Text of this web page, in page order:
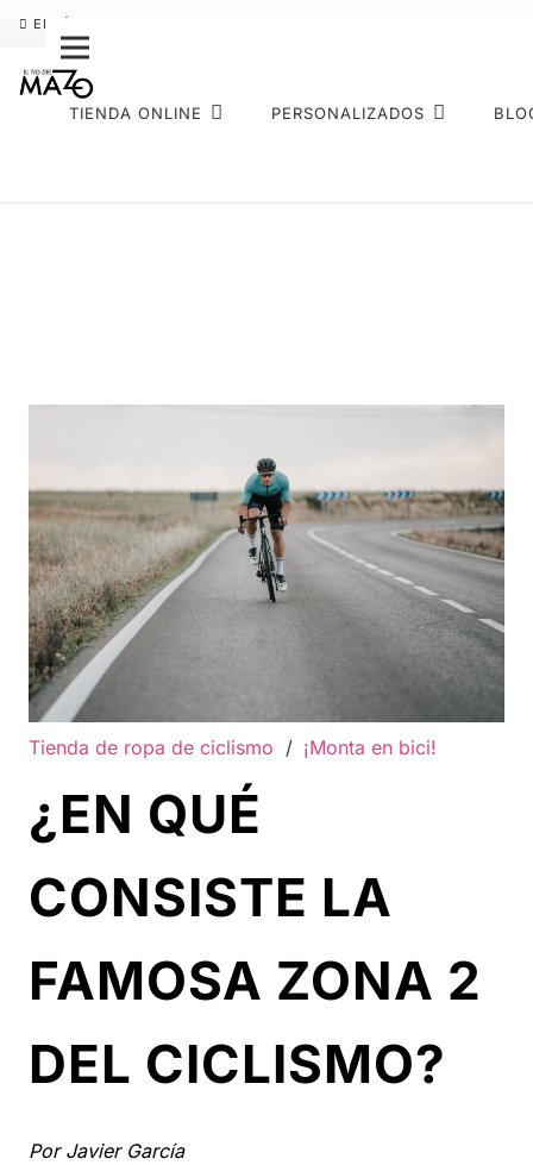
ENVÍO GRATIS
TIENDA ONLINE PERSONALIZADOS
Tienda de ropa de ciclismo / ¡Monta en bici!
¿EN QUÉ
CONSISTE LA
FAMOSA ZONA 2
DEL CICLISMO?
Por Javier García